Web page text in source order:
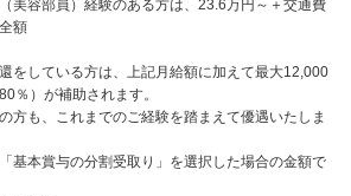
美容部員）経験のある方は、23.6万円～＋交通費
額
をしている方は、上記月給額に加えて最大12,000
％）が補助されます。
方も、これまでのご経験を踏まえて優遇いたしま
基本賞与の分割受取り」を選択した場合の金額で